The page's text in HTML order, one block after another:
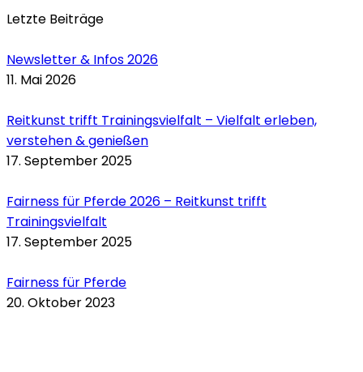
Letzte Beiträge
Newsletter & Infos 2026
11. Mai 2026
Reitkunst trifft Trainingsvielfalt – Vielfalt erleben,
verstehen & genießen
17. September 2025
Fairness für Pferde 2026 – Reitkunst trifft
Trainingsvielfalt
17. September 2025
Fairness für Pferde
20. Oktober 2023